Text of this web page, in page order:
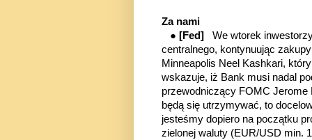
Za nami
● [Fed] We wtorek
centralnego, kontynuując
Minneapolis Neel Kashkari,
wskazuje, iż Bank musi nadal
przewodniczący FOMC Jerome
będą się utrzymywać, to
jesteśmy dopiero na początku
zielonej waluty (EUR/USD min.